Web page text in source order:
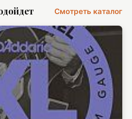
Смотреть каталог